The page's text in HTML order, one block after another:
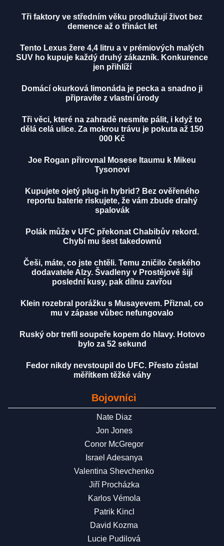
Tři faktory ve středním věku prodlužují život bez
demence až o třináct let
Tento Lexus žere 4,4 litru a v prémiových malých
SUV ho kupuje každý druhý zákazník. Konkurence
jen přihlíží
Domácí okurková limonáda je pecka a snadno ji
připravíte z vlastní úrody
Tři věci, které na zahradě nesmíte pálit, i když to
dělá celá ulice. Za mokrou trávu je pokuta až 150
000 Kč
Joe Rogan přirovnal Mosese Itaumu k Mikeu
Tysonovi
Kupujete ojetý plug-in hybrid? Bez ověřeného
reportu baterie riskujete, že vám zbude drahý
spalovák
Polák může v UFC překonat Chabibův rekord.
Chybí mu šest takedownů
Češi, máte, co jste chtěli. Temu zničilo českého
dodavatele Alzy. Švadleny v Prostějově šijí
poslední kusy, pak dílnu zavřou
Klein rozebral porážku s Musayevem. Přiznal, co
mu v zápase vůbec nefungovalo
Ruský obr trefil soupeře kopem do hlavy. Hotovo
bylo za 52 sekund
Fedor nikdy nevstoupil do UFC. Přesto zůstal
měřítkem těžké váhy
Bojovníci
Nate Diaz
Jon Jones
Conor McGregor
Israel Adesanya
Valentina Shevchenko
Jiří Procházka
Karlos Vémola
Patrik Kincl
David Kozma
Lucie Pudilová